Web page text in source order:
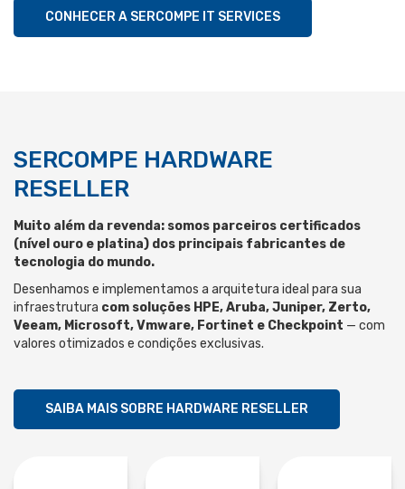
CONHECER A SERCOMPE IT SERVICES
SERCOMPE HARDWARE
RESELLER
Muito além da revenda: somos parceiros certificados
(nível ouro e platina) dos principais fabricantes de
tecnologia do mundo.
Desenhamos e implementamos a arquitetura ideal para sua
infraestrutura com soluções HPE, Aruba, Juniper, Zerto,
Veeam, Microsoft, Vmware, Fortinet e Checkpoint — com
valores otimizados e condições exclusivas.
SAIBA MAIS SOBRE HARDWARE RESELLER